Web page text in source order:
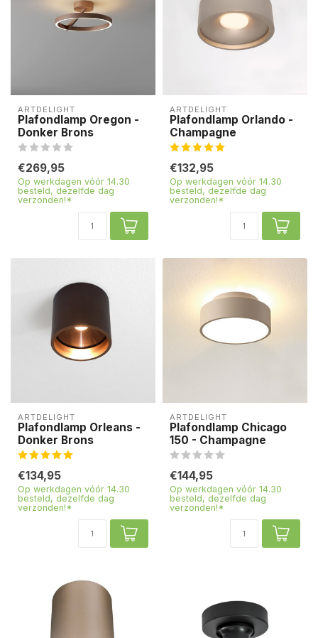
ARTDELIGHT
Plafondlamp Oregon -
Donker Brons
€269,95
Op werkdagen vóór 14.30
besteld, dezelfde dag
verzonden!*
ARTDELIGHT
Plafondlamp Orlando -
Champagne
€132,95
Op werkdagen vóór 14.30
besteld, dezelfde dag
verzonden!*
ARTDELIGHT
Plafondlamp Orleans -
Donker Brons
€134,95
Op werkdagen vóór 14.30
besteld, dezelfde dag
verzonden!*
ARTDELIGHT
Plafondlamp Chicago
150 - Champagne
€144,95
Op werkdagen vóór 14.30
besteld, dezelfde dag
verzonden!*